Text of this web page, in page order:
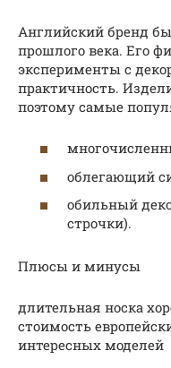
Английский бренд
прошлого века. Его
эксперименты с
практичность.
поэтому самые
облегающий
обильный
строчки).
Плюсы и минусы
длительная носка
стоимость
интересных моделей